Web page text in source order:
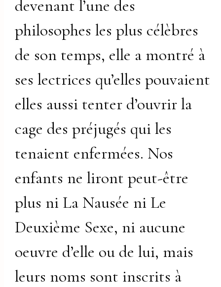
devenant l’une des
philosophes les plus célèbres
de son temps, elle a montré à
ses lectrices qu’elles pouvaient
elles aussi tenter d’ouvrir la
cage des préjugés qui les
tenaient enfermées. Nos
enfants ne liront peut-être
plus ni La Nausée ni Le
Deuxième Sexe, ni aucune
oeuvre d’elle ou de lui, mais
leurs noms sont inscrits à